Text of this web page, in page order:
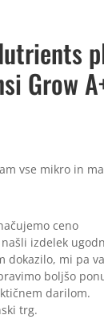
Grow
vse mikro in
ceno
izdelek
dokazilo, mi pa
boljšo
darilom.
trg.